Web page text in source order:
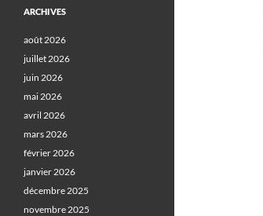
ARCHIVES
août 2026
juillet 2026
juin 2026
mai 2026
avril 2026
mars 2026
février 2026
janvier 2026
décembre 2025
novembre 2025